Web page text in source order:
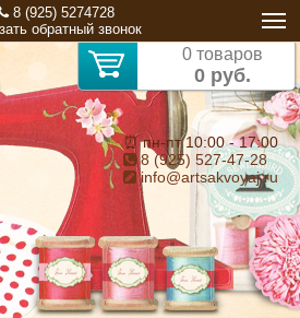
8 (925) 5274728
обратный звонок
0 товаров
0 руб.
⏰ пн-пт 10:00 - 17:00
8 (925) 527-47-28
info@artsakvoyaj.ru